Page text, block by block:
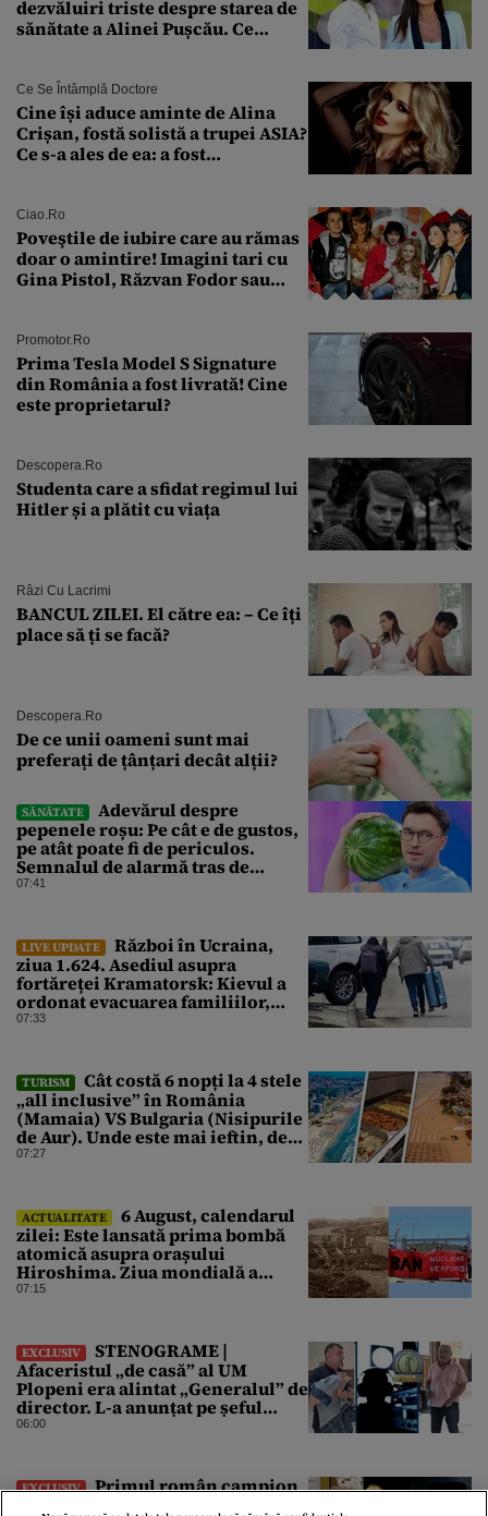
dezvăluiri triste despre starea de
sănătate a Alinei Pușcău. Ce
Ce Se Întâmplă Doctore
Cine își aduce aminte de Alina
Crișan, fostă solistă a trupei ASIA?
Ce s-a ales de ea: a fost
Ciao.ro
Poveştile de iubire care au rămas
doar o amintire! Imagini tari cu
Gina Pistol, Răzvan Fodor sau
Promotor.ro
Prima Tesla Model S Signature
din România a fost livrată! Cine
este proprietarul?
Descopera.ro
Studenta care a sfidat regimul lui
Hitler și a plătit cu viața
Râzi Cu Lacrimi
BANCUL ZILEI. El către ea: – Ce îți
place să ți se facă?
Descopera.ro
De ce unii oameni sunt mai
preferați de țânțari decât alții?
SĂNĂTATE
Adevărul despre
pepenele roșu: Pe cât e de gustos,
pe atât poate fi de periculos.
Semnalul de alarmă tras de
doctorul Mihail Pautov
07:41
LIVE UPDATE
Război în Ucraina,
ziua 1.624. Asediul asupra
fortăreței Kramatorsk: Kievul a
ordonat evacuarea familiilor,
rușii sunt la 20 de km de oraș
07:33
TURISM
Cât costă 6 nopți la 4 stele
„all inclusive” în România
(Mamaia) VS Bulgaria (Nisipurile
de Aur). Unde este mai ieftin, de
fapt
07:27
ACTUALITATE
6 August, calendarul
zilei: Este lansată prima bombă
atomică asupra orașului
Hiroshima. Ziua mondială a
luptei pentru interzicerea armei
07:15
EXCLUSIV
STENOGRAME |
Afaceristul „de casă” al UM
Plopeni era alintat „Generalul” de
director. L-a anunțat pe șeful
uzinei că i-a adus „subțireanu,
06:00
EXCLUSIV
Primul român campion